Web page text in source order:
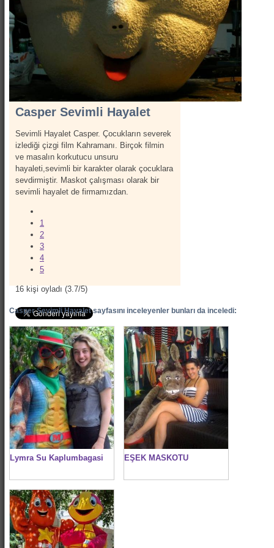
Show Kostümleri
Canlı Heykel Kostümleri
Kanatlar
Hizmetlerimiz
İletişim
Hakkımızda
Casper Sevimli Hayalet
Sevimli Hayalet Casper. Çocukların severek
izlediği çizgi film Kahramanı. Birçok filmin
ve masalın korkutucu unsuru
hayaleti,sevimli bir karakter olarak çocuklara
sevdirmiştir. Maskot çalışması olarak bir
sevimli hayalet de firmamızdan.
1
2
3
4
5
16 kişi oyladı (3.7/5)
Casper Sevimli Hayalet sayfasını inceleyenler bunları da inceledi:
Lymra Su Kaplumbagasi EŞEK MASKOTU